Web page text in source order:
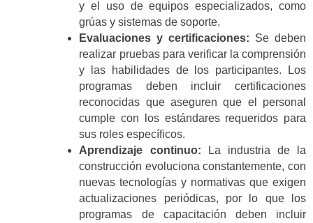
y el uso de equipos especializados, como
grúas y sistemas de soporte.
Evaluaciones y certificaciones: Se deben
realizar pruebas para verificar la comprensión
y las habilidades de los participantes. Los
programas deben incluir certificaciones
reconocidas que aseguren que el personal
cumple con los estándares requeridos para
sus roles específicos.
Aprendizaje continuo:
La industria de la
construcción evoluciona constantemente, con
nuevas tecnologías y normativas que exigen
actualizaciones periódicas, por lo que los
programas de capacitación deben incluir